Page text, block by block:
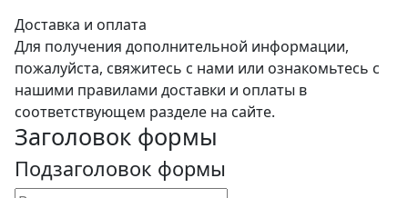
Доставка и оплата
Для получения дополнительной информации,
пожалуйста, свяжитесь с нами или ознакомьтесь с
нашими правилами доставки и оплаты в
соответствующем разделе на сайте.
Заголовок формы
Подзаголовок формы